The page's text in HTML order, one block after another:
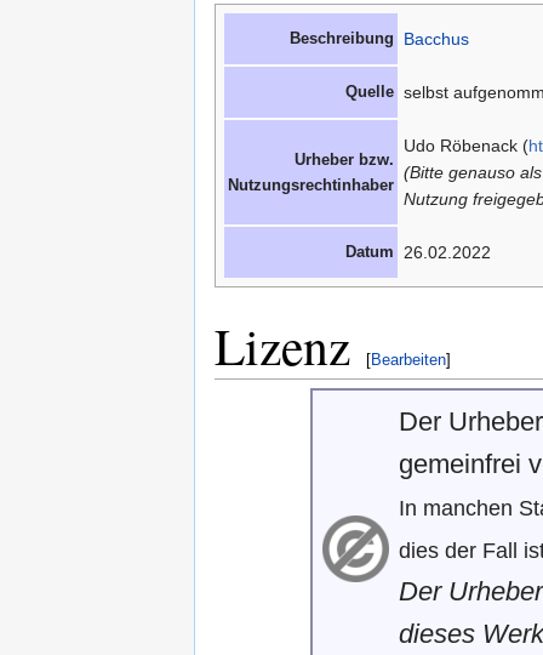
Beschreibung Bacchus
Quelle selbst
Urheber bzw.
Nutzungsrechtinhaber
Udo Röbenack (
(Bitte genauso
Nutzung
Datum 26.02.2022
Lizenz [Bearbeiten]
Der
gemeinfrei
In manchen
dies der Fall
Der
dieses